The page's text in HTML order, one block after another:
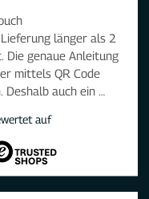
länger als 2
Die genaue Anleitung
mittels QR Code
Deshalb auch ein
auf